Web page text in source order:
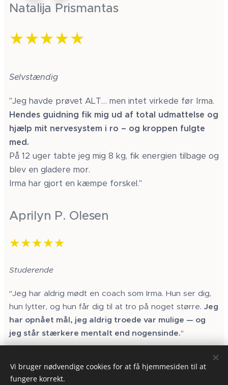
Natalija Prismantas
★★★★★
Selvstændig
"Jeg havde prøvet ALT… men intet virkede før Irma.
Hendes guidning fik mig ud af total udmattelse og
hjælp mit nervesystem i ro – og kroppen fulgte
med.
På 12 uger tabte jeg mig 8 kg, fik energien tilbage og
blev en gladere mor.
Irma har gjort en kæmpe forskel."
Aprilyn P. Olesen
★★★★★
Studerende
"Jeg har aldrig mødt en coach som Irma. Hun ser dig,
hun lytter, og hun får dig til at tro på noget større. Jeg
har opnået mål, jeg aldrig troede var mulige — og
jeg står stærkere mentalt end nogensinde."
Vi bruger nødvendige cookies for at få hjemmesiden til at
fungere korrekt.